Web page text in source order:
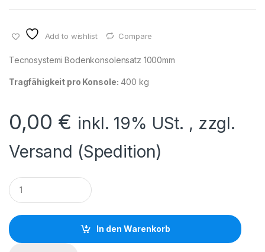
Add to wishlist Compare
Tecnosystemi Bodenkonsolensatz 1000mm
Tragfähigkeit pro Konsole: 400 kg
0,00 € inkl. 19% USt. , zzgl.
Versand (Spedition)
Q
u
a
t
i
In den Warenkorb